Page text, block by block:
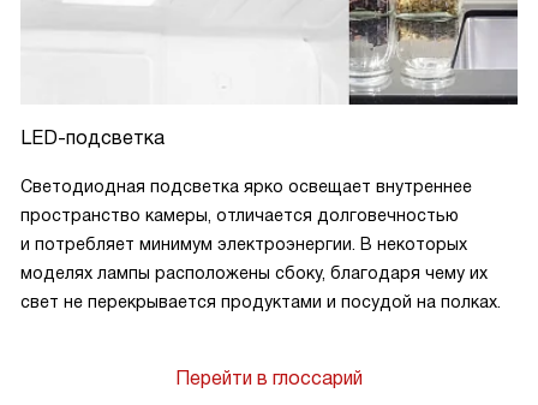
LED-подсветка
Светодиодная подсветка ярко освещает внутреннее
пространство камеры, отличается долговечностью
и потребляет минимум электроэнергии. В некоторых
моделях лампы расположены сбоку, благодаря чему их
свет не перекрывается продуктами и посудой на полках.
Перейти в глоссарий